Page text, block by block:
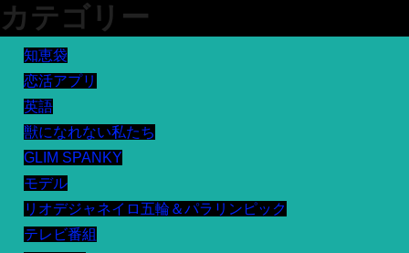
カテゴリー
知恵袋
恋活アプリ
英語
獣になれない私たち
GLIM SPANKY
モデル
リオデジャネイロ五輪＆パラリンピック
テレビ番組